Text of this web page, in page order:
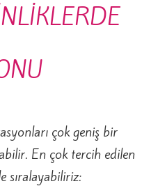
çok geniş bir
En çok tercih edilen
sıralayabiliriz: